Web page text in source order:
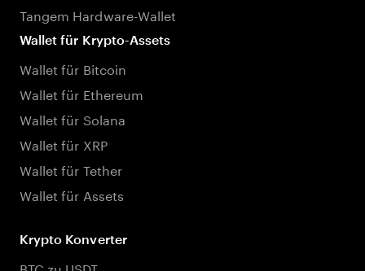
Tangem Hardware-Wallet
Wallet für Krypto-Assets
Wallet für Bitcoin
Wallet für Ethereum
Wallet für Solana
Wallet für XRP
Wallet für Tether
Wallet für Assets
Krypto Konverter